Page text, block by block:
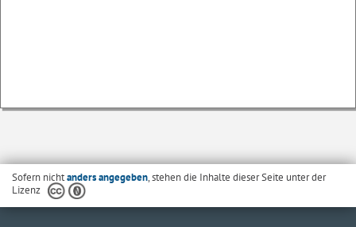
Sofern nichtanders angegeben, stehen die Inhalte dieser Seite unter der
Lizenz